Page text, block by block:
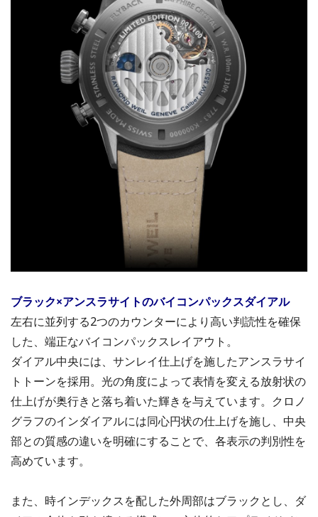
ブラック×アンスラサイトのバイコンパックスダイアル
左右に並列する2つのカウンターにより高い判読性を確保
した、端正なバイコンパックスレイアウト。
ダイアル中央には、サンレイ仕上げを施したアンスラサイ
トトーンを採用。光の角度によって表情を変える放射状の
仕上げが奥行きと落ち着いた輝きを与えています。クロノ
グラフのインダイアルには同心円状の仕上げを施し、中央
部との質感の違いを明確にすることで、各表示の判別性を
高めています。
また、時インデックスを配した外周部はブラックとし、ダ